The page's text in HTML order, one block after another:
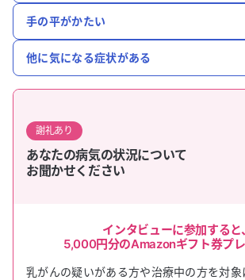
手の平がかたい
他に気になる症状がある
謝礼あり
あなたの病気の状況について
お聞かせください
インタビューに参加すると、
5,000円分のAmazonギフト券プレ
乳がんの疑いがある方や治療中の方を対象